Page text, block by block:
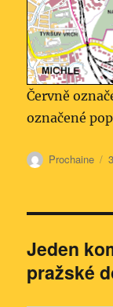
Červně
označené
Autor:
Prochaine
Jeden
pražské